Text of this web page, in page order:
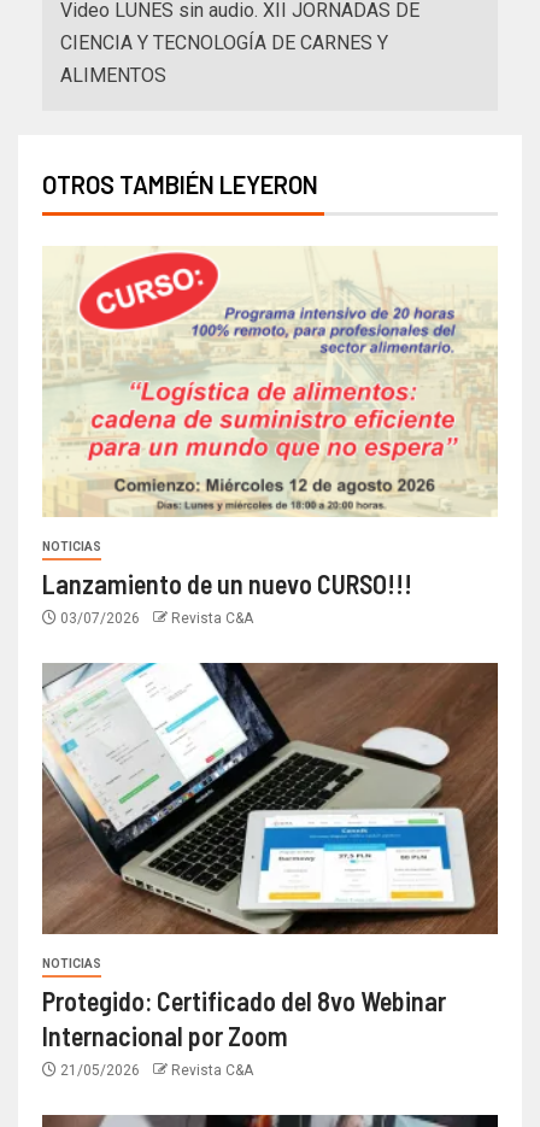
Video LUNES sin audio. XII JORNADAS DE
CIENCIA Y TECNOLOGÍA DE CARNES Y
ALIMENTOS
OTROS TAMBIÉN LEYERON
NOTICIAS
Lanzamiento de un nuevo CURSO!!!
03/07/2026 Revista C&A
NOTICIAS
Protegido: Certificado del 8vo Webinar
Internacional por Zoom
21/05/2026 Revista C&A